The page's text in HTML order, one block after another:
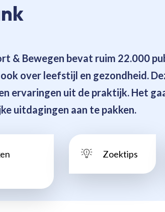
& Bewegen bevat ruim 22.000
over leefstijl en gezondheid.
ervaringen uit de praktijk. Het
uitdagingen aan te pakken.
Zoektips